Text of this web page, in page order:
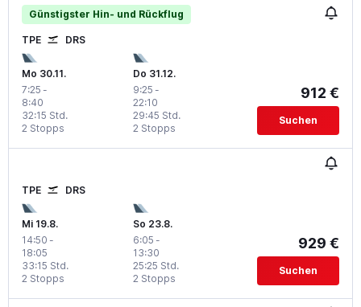
Günstigster Hin- und Rückflug
TPE DRS
Mo 30.11.
7:25 -
8:40
2 Stopps
32:15 Std.
Do 31.12.
9:25 -
22:10
2 Stopps
29:45 Std.
912 €
Suchen
TPE DRS
Mi 19.8.
14:50 -
18:05
2 Stopps
33:15 Std.
So 23.8.
6:05 -
13:30
2 Stopps
25:25 Std.
929 €
Suchen